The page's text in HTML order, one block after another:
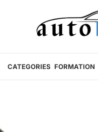
CATEGORIES FORMATION